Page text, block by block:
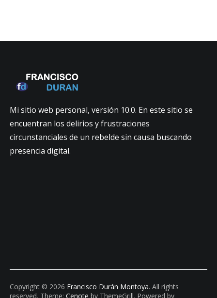
Mi sitio web personal, versión 10.0. En este sitio se
encuentran los delirios y frustraciones
circunstanciales de un rebelde sin causa buscando
presencia digital.
Copyright © 2026 Francisco Durán Montoya. All rights
reserved. Theme: Cenote by ThemeGrill. Powered by